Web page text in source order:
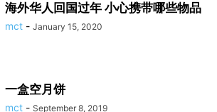
海外华人回国过年 小心携带哪些物品
mct - January 15, 2020
一盒空月饼
mct - September 8, 2019